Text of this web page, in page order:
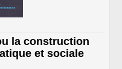
la construction
et sociale